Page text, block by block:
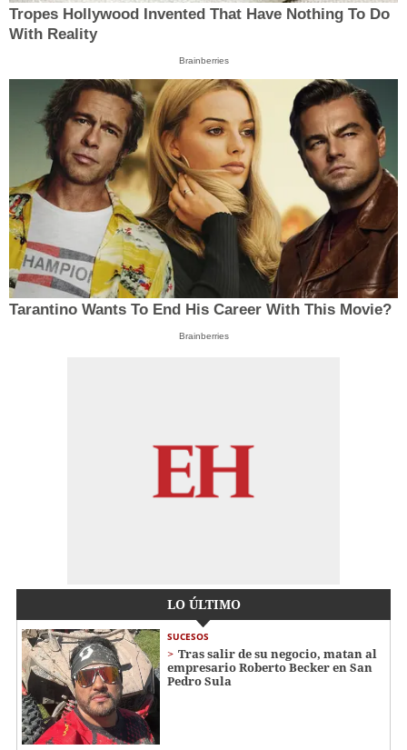
Tropes Hollywood Invented That Have Nothing To Do
With Reality
Brainberries
Tarantino Wants To End His Career With This Movie?
Brainberries
LO ÚLTIMO
SUCESOS
Tras salir de su negocio, matan al
empresario Roberto Becker en San
Pedro Sula